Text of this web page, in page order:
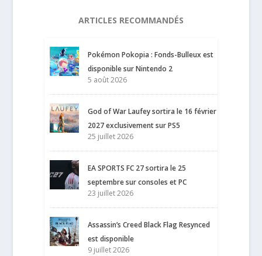
ARTICLES RECOMMANDÉS
Pokémon Pokopia : Fonds-Bulleux est
disponible sur Nintendo 2
5 août 2026
God of War Laufey sortira le 16 février
2027 exclusivement sur PS5
25 juillet 2026
EA SPORTS FC 27 sortira le 25
septembre sur consoles et PC
23 juillet 2026
Assassin’s Creed Black Flag Resynced
est disponible
9 juillet 2026